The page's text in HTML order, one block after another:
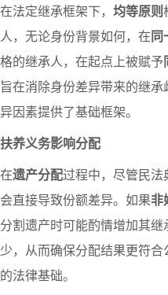
在法定继承框架下， 均等原则
人，无论身份背景如何，在同
格的继承人，在起点上被赋予
旨在消除身份差异带来的继
异因素提供了基础框架。
扶养义务影响分配
在遗产分配过程中，尽管民法
会直接导致份额差异。如果非
分割遗产时可能酌情增加其
少，从而确保分配结果更符
的法律基础。